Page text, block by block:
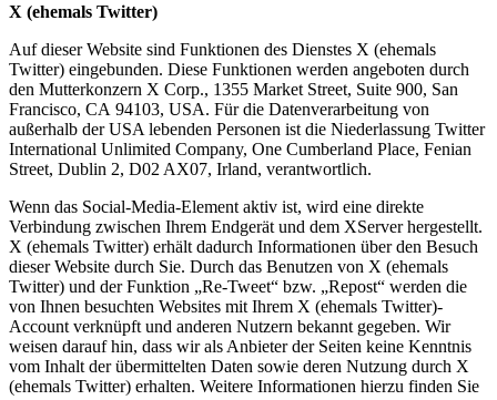
X (ehemals Twitter)
Auf dieser Website sind Funktionen des Dienstes X (ehemals
Twitter) eingebunden. Diese Funktionen werden angeboten durch
den Mutterkonzern X Corp., 1355 Market Street, Suite 900, San
Francisco, CA 94103, USA. Für die Datenverarbeitung von
außerhalb der USA lebenden Personen ist die Niederlassung Twitter
International Unlimited Company, One Cumberland Place, Fenian
Street, Dublin 2, D02 AX07, Irland, verantwortlich.
Wenn das Social-Media-Element aktiv ist, wird eine direkte
Verbindung zwischen Ihrem Endgerät und dem XServerhergestellt.
X (ehemals Twitter) erhält dadurch Informationen über den Besuch
dieser Website durch Sie. Durch das Benutzen von X (ehemals
Twitter) und der Funktion „Re-Tweet“ bzw. „Repost“ werden die
von Ihnen besuchten Websites mit Ihrem X (ehemals Twitter)-
Account verknüpft und anderen Nutzern bekannt gegeben. Wir
weisen darauf hin, dass wir als Anbieter der Seiten keine Kenntnis
vom Inhalt derübermittelten Daten sowie deren Nutzung durch X
(ehemals Twitter) erhalten. Weitere Informationen hierzu finden Sie